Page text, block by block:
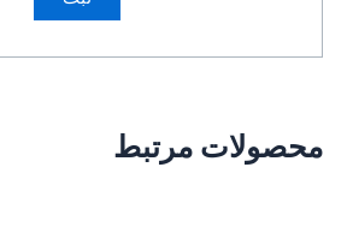
محصولات مرتبط